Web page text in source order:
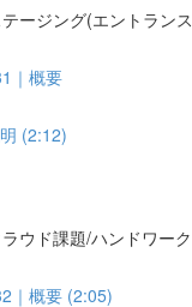
ージング(エントラン
｜概要
(2:12)
ウド課題/ハンドワー
｜概要 (2:05)